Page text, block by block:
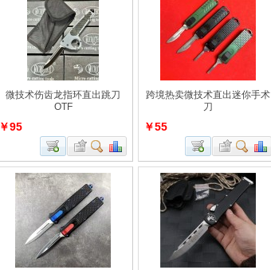
微技术伤齿龙指环直出跳刀
OTF
￥95
跨境热卖微技术直出迷你手术
刀
￥55